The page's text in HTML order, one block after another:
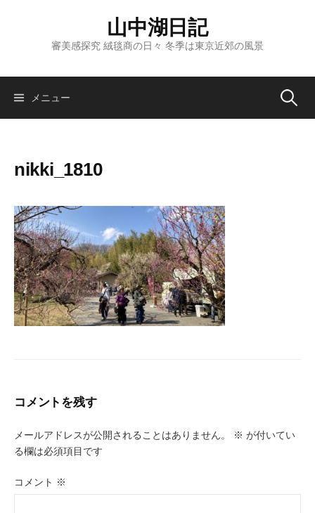
ツ
山中湖日記
審美感探究 絨毯商の日々 冬季は東京近郊の風景
メニュー 検
nikki_1810
コメントを残す
メールアドレスが公開されることはありません。 ※ が付いてい
る欄は必須項目です
コメント ※